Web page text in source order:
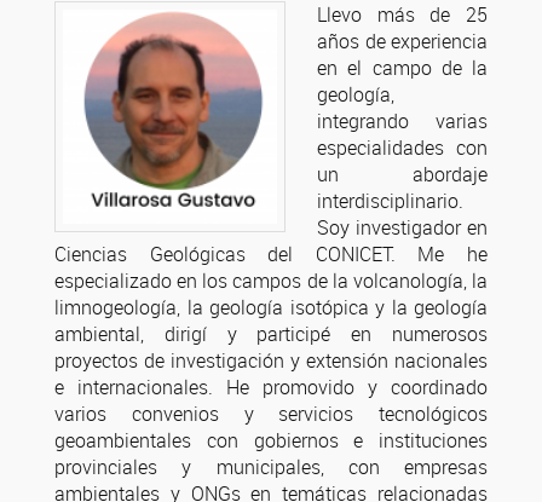
Llevo más de 25
años de experiencia
en el campo de la
geología,
integrando varias
especialidades con
un abordaje
interdisciplinario.
Soy investigador en
Ciencias Geológicas del CONICET. Me he
especializado en los campos de la volcanología, la
limnogeología, la geología isotópica y la geología
ambiental, dirigí y participé en numerosos
proyectos de investigación y extensión nacionales
e internacionales. He promovido y coordinado
varios convenios y servicios tecnológicos
geoambientales con gobiernos e instituciones
provinciales y municipales, con empresas
ambientales y ONGs en temáticas relacionadas